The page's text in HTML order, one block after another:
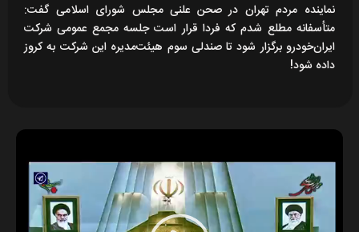
نماینده مردم تهران در صحن علنی مجلس شورای اسلامی گفت:
متأسفانه مطلع شدم که فردا قرار است جلسه مجمع عمومی شرکت
ایران‌خودرو برگزار شود تا صندلی سوم هیئت‌مدیره این شرکت به کروز
داده شود!